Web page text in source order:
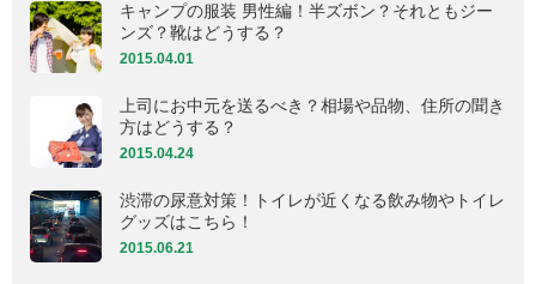
キャンプの服装 男性編！半ズボン？それともジー
ンズ？靴はどうする？
2015.04.01
上司にお中元を送るべき？相場や品物、住所の聞き
方はどうする？
2015.04.24
渋滞の尿意対策！トイレが近くなる飲み物やトイレ
グッズはこちら！
2015.06.21